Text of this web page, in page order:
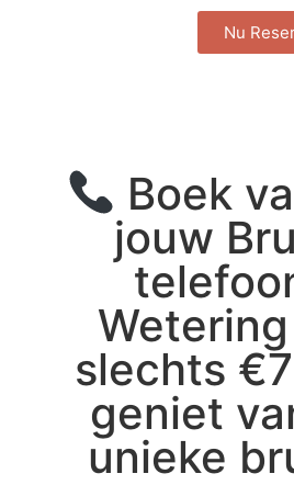
Nu
Boek
jouw
slechts
geniet
unieke